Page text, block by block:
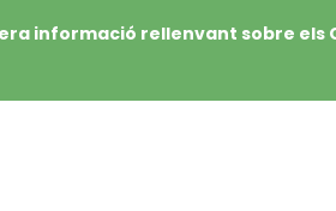
informació rellenvant sobre els